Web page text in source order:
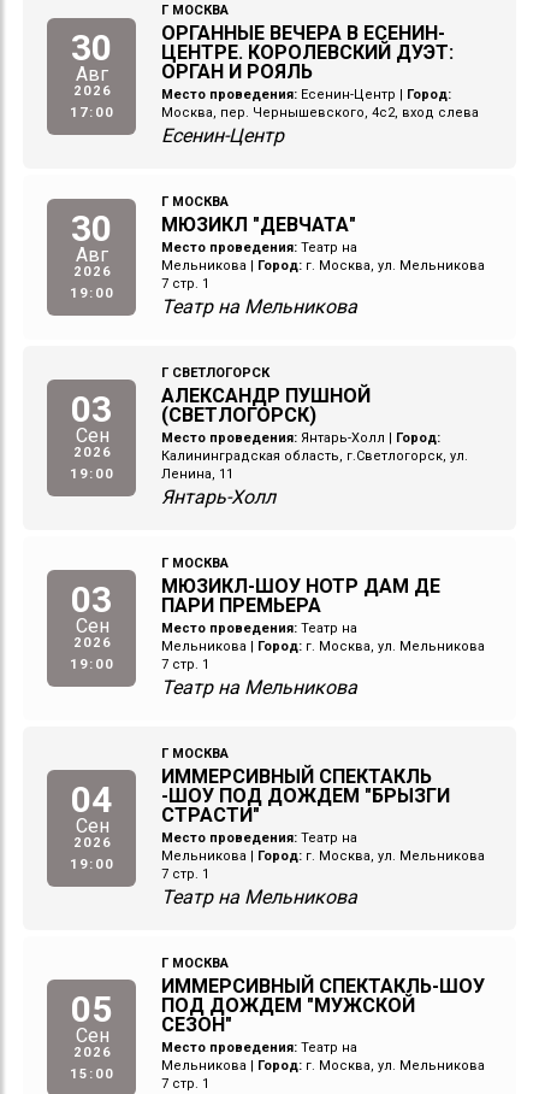
30
Авг
2026
17:00
Г МОСКВА
ОРГАННЫЕ ВЕЧЕРА В ЕСЕНИН-
ЦЕНТРЕ. КОРОЛЕВСКИЙ ДУЭТ:
ОРГАН И РОЯЛЬ
Место проведения: Есенин-Центр
Город:
Москва, пер. Чернышевского, 4с2, вход слева
Есенин-Центр
30
Авг
2026
19:00
Г МОСКВА
МЮЗИКЛ "ДЕВЧАТА"
Место проведения: Театр на
Мельникова
Город: г. Москва, ул. Мельникова
7 стр. 1
Театр на Мельникова
03
Сен
2026
19:00
Г СВЕТЛОГОРСК
АЛЕКСАНДР ПУШНОЙ
(СВЕТЛОГОРСК)
Место проведения: Янтарь-Холл
Город:
Калининградская область, г.Светлогорск, ул.
Ленина, 11
Янтарь-Холл
03
Сен
2026
19:00
Г МОСКВА
МЮЗИКЛ-ШОУ НОТР ДАМ ДЕ
ПАРИ ПРЕМЬЕРА
Место проведения: Театр на
Мельникова
Город: г. Москва, ул. Мельникова
7 стр. 1
Театр на Мельникова
04
Сен
2026
19:00
Г МОСКВА
ИММЕРСИВНЫЙ СПЕКТАКЛЬ
-ШОУ ПОД ДОЖДЕМ "БРЫЗГИ
СТРАСТИ"
Место проведения: Театр на
Мельникова
Город: г. Москва, ул. Мельникова
7 стр. 1
Театр на Мельникова
05
Сен
2026
15:00
Г МОСКВА
ИММЕРСИВНЫЙ СПЕКТАКЛЬ-ШОУ
ПОД ДОЖДЕМ "МУЖСКОЙ
СЕЗОН"
Место проведения: Театр на
Мельникова
Город: г. Москва, ул. Мельникова
7 стр. 1